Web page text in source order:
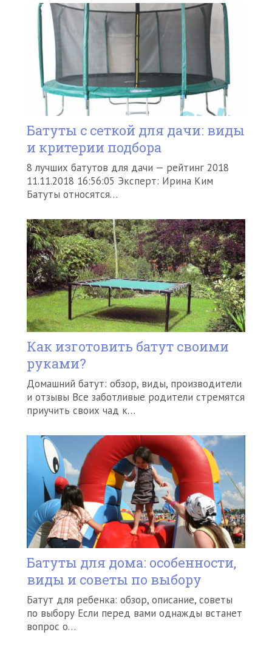
Батуты c сеткой для дачи: виды
и критерии подбора
8 лучших батутов для дачи — рейтинг 2018
11.11.2018 16:56:05 Эксперт: Ирина Ким
Батуты относятся…
Как изготовить батут своими
руками?
Домашний батут: обзор, виды, производители
и отзывы Все заботливые родители стремятся
приучить своих чад к…
Батуты для дома: особенности,
виды и советы по выбору
Батут для ребенка: обзор, описание, советы
по выбору Если перед вами однажды встанет
вопрос о…